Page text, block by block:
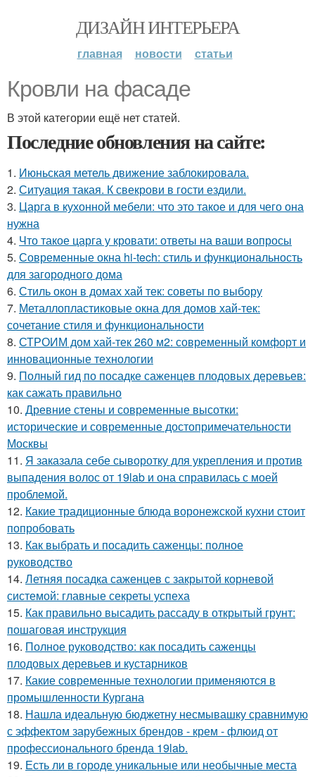
ДИЗАЙН ИНТЕРЬЕРА
главная новости статьи
Кровли на фасаде
В этой категории ещё нет статей.
Последние обновления на сайте:
1. Июньская метель движение заблокировала.
2. Ситуaция такая. К свекрови в гости ездили.
3. Царга в кухонной мебели: что это такое и для чего она
нужна
4. Что такое царга у кровати: ответы на ваши вопросы
5. Современные окна hi-tech: стиль и функциональность
для загородного дома
6. Стиль окон в домах хай тек: советы по выбору
7. Металлопластиковые окна для домов хай-тек:
сочетание стиля и функциональности
8. СТРОИМ дом хай-тек 260 м2: современный комфорт и
инновационные технологии
9. Полный гид по посадке саженцев плодовых деревьев:
как сажать правильно
10. Древние стены и современные высотки:
исторические и современные достопримечательности
Москвы
11. Я заказала себе сыворотку для укрепления и против
выпадения волос от 19lab и она справилась с моей
проблемой.
12. Какие традиционные блюда воронежской кухни стоит
попробовать
13. Как выбрать и посадить саженцы: полное
руководство
14. Летняя посадка саженцев с закрытой корневой
системой: главные секреты успеха
15. Как правильно высадить рассаду в открытый грунт:
пошаговая инструкция
16. Полное руководство: как посадить саженцы
плодовых деревьев и кустарников
17. Какие современные технологии применяются в
промышленности Кургана
18. Нашла идеальную бюджетну несмывашку сравнимую
с эффектом зарубежных брендов - крем - флюид от
профессионального бренда 19lab.
19. Есть ли в городе уникальные или необычные места